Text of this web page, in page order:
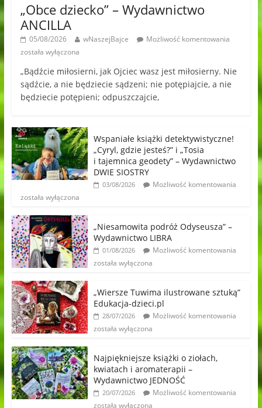
„Obce dziecko” – Wydawnictwo
ANCILLA
05/08/2026 wNaszejBajce
Możliwość komentowania
została wyłączona
„Bądźcie miłosierni, jak Ojciec wasz jest miłosierny. Nie
sądźcie, a nie będziecie sądzeni; nie potępiajcie, a nie
będziecie potępieni; odpuszczajcie,
Wspaniałe książki detektywistyczne!
„Cyryl, gdzie jesteś?” i „Tosia
i tajemnica geodety” – Wydawnictwo
DWIE SIOSTRY
03/08/2026
Możliwość komentowania
została wyłączona
„Niesamowita podróż Odyseusza” –
Wydawnictwo LIBRA
01/08/2026
Możliwość komentowania
została wyłączona
„Wiersze Tuwima ilustrowane sztuką”
Edukacja-dzieci.pl
28/07/2026
Możliwość komentowania
została wyłączona
Najpiękniejsze książki o ziołach,
kwiatach i aromaterapii –
Wydawnictwo JEDNOŚĆ
20/07/2026
Możliwość komentowania
została wyłączona